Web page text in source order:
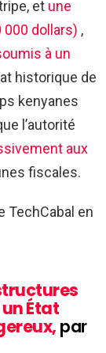
et une
000 dollars) ,
à un
historique de
kenyanes
l’autorité
aux
fiscales.
TechCabal en
État
par